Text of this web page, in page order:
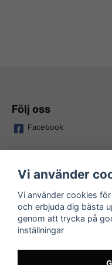
Följ oss
Facebook
Kundtjänst
Tveka inte att kontakta oss
order@e-liquids.se om du
några frågor, funderingar
önskemål om produkter!
Vi använder
Vi använder cookies
och erbjuda dig bästa
genom att trycka på
inställningar